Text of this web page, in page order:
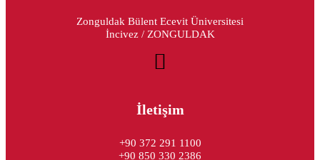
Zonguldak Bülent Ecevit Üniversitesi
İncivez / ZONGULDAK
İletişim
+90 372 291 1100
+90 850 330 2386